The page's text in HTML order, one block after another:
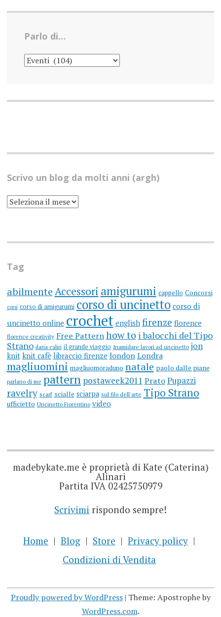
Parlo di…
PARLO
DI…
Scrivo un blog da molti anni (argh)
SCRIVO
UN
(ARGH)
Tag
abilmenteAccessori amigurumi cappello Concorsi
corsi corso di amigurumi corso di uncinetto corso di
uncinetto online crochet english firenze florence
florence creativity Free Pattern how to i balocchi del Tipo
Strano ilaria caliri il grande viaggio Inamidare lavori ad uncinetto jon
knit knit cafè libraccio firenze london Londra
magliuomini magliuomoraduno natale paolo dalle piane
parlano di me pattern postaweek2011 Prato Pupazzi
ravelry scarf scialle sciarpa sul filo dell'arte Tipo Strano
ufficietto Uncinetto Fiorentino video
madebykate.me è proprietà di Kate (Caterina)
Alinari
Partita IVA 02425750979
Scrivimi rispondo sempre!
Home Blog Store
Privacy policy
Condizioni di Vendita
Proudly powered by WordPress | Theme: Apostrophe by
WordPress.com.